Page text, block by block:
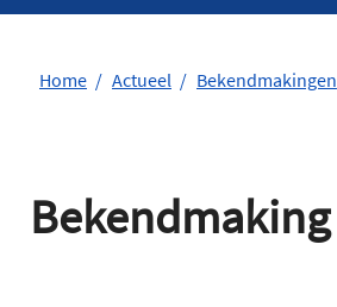
Home Actueel Bekendmakingen
Bekendmaking